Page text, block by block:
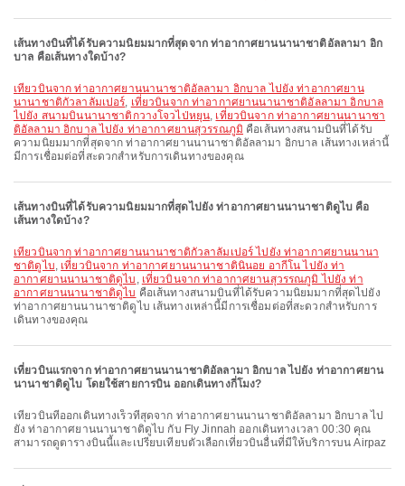
เส้นทางบินที่ได้รับความนิยมมากที่สุดจาก ท่าอากาศยานนานาชาติอัลลามา อิก
บาล คือเส้นทางใดบ้าง?
เที่ยวบินจาก ท่าอากาศยานนานาชาติอัลลามา อิกบาล ไปยัง ท่าอากาศยาน
นานาชาติกัวลาลัมเปอร์, เที่ยวบินจาก ท่าอากาศยานนานาชาติอัลลามา อิกบาล
ไปยัง สนามบินนานาชาติกวางโจวไป่หยุน, เที่ยวบินจาก ท่าอากาศยานนานาชา
ติอัลลามา อิกบาล ไปยัง ท่าอากาศยานสุวรรณภูมิ คือเส้นทางสนามบินที่ได้รับ
ความนิยมมากที่สุดจาก ท่าอากาศยานนานาชาติอัลลามา อิกบาล เส้นทางเหล่านี้
มีการเชื่อมต่อที่สะดวกสำหรับการเดินทางของคุณ
เส้นทางบินที่ได้รับความนิยมมากที่สุดไปยัง ท่าอากาศยานนานาชาติดูไบ คือ
เส้นทางใดบ้าง?
เที่ยวบินจาก ท่าอากาศยานนานาชาติกัวลาลัมเปอร์ ไปยัง ท่าอากาศยานนานา
ชาติดูไบ, เที่ยวบินจาก ท่าอากาศยานนานาชาตินินอย อากีโน ไปยัง ท่า
อากาศยานนานาชาติดูไบ , เที่ยวบินจาก ท่าอากาศยานสุวรรณภูมิ ไปยัง ท่า
อากาศยานนานาชาติดูไบ คือเส้นทางสนามบินที่ได้รับความนิยมมากที่สุดไปยัง
ท่าอากาศยานนานาชาติดูไบ เส้นทางเหล่านี้มีการเชื่อมต่อที่สะดวกสำหรับการ
เดินทางของคุณ
เที่ยวบินแรกจาก ท่าอากาศยานนานาชาติอัลลามา อิกบาล ไปยัง ท่าอากาศยาน
นานาชาติดูไบ โดยใช้สายการบิน ออกเดินทางกี่โมง?
เที่ยวบินที่ออกเดินทางเร็วที่สุดจาก ท่าอากาศยานนานาชาติอัลลามา อิกบาล ไป
ยัง ท่าอากาศยานนานาชาติดูไบ กับ Fly Jinnah ออกเดินทางเวลา 00:30 คุณ
สามารถดูตารางบินนี้และเปรียบเทียบตัวเลือกเที่ยวบินอื่นที่มีให้บริการบน Airpaz